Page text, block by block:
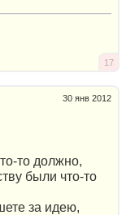
17
30 янв 2012
то должно,
были что-то
за идею,